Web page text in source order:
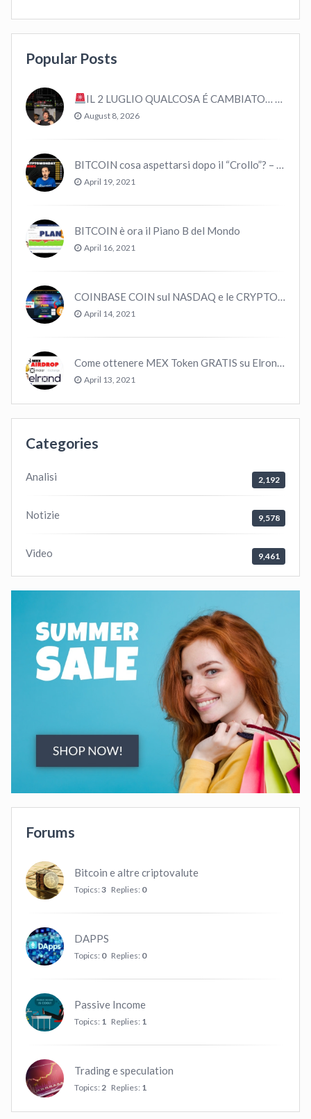
Popular Posts
IL 2 LUGLIO QUALCOSA É CAMBIATO… #bitcoin #crypto #trading
August 8, 2026
BITCOIN cosa aspettarsi dopo il “Crollo”? – CryptoMonday NEWS w16/’21
April 19, 2021
BITCOIN è ora il Piano B del Mondo
April 16, 2021
COINBASE COIN sul NASDAQ e le CRYPTO volano!
April 14, 2021
Come ottenere MEX Token GRATIS su Elrond ?
April 13, 2021
Categories
Analisi 2,192
Notizie 9,578
Video 9,461
Forums
Bitcoin e altre criptovalute
Topics: 3 Replies: 0
DAPPS
Topics: 0 Replies: 0
Passive Income
Topics: 1 Replies: 1
Trading e speculation
Topics: 2 Replies: 1